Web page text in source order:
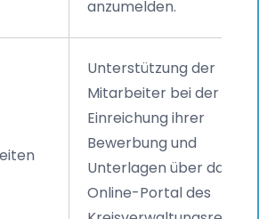
anzumelden.
Unterstützung der
Mitarbeiter bei der
Einreichung ihrer
Bewerbung und
Unterlagen über das
Online-Portal des